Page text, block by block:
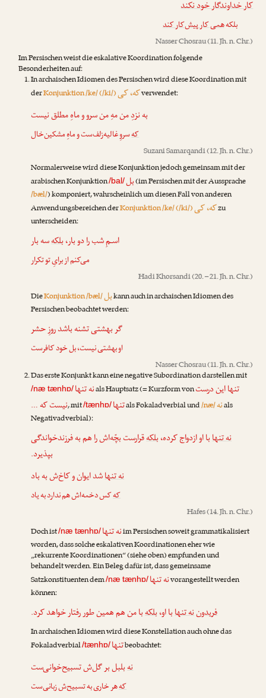
کار خداوندگار خود نکند
بلکههمی کار پیش‌کار کند
Nasser Chosrau(11. Jh. n. Chr.)
Im Persischen weist die eskalative Koordination folgende
Besonderheiten auf:
In archaischen Idiomen des Persischen wird diese Koordination mit
derKonjunktion /ke/ (/ki/)که، کیverwendet:
به نزدِ من مهِ من سرو و ماهِ مطلق نیست
کهسروِ غالیه‌زلف‌ست و ماهِ مشکین‌خال
Suzani Samarqandi(12. Jh. n. Chr.)
Normalerweise wird diese Konjunktion jedoch gemeinsam mit der
arabischen Konjunktion/bal/بل(im Persischen mit der Aussprache
/bæl/) komponiert, wahrscheinlich um diesen Fall von anderen
Anwendungsbereichen derKonjunktion /ke/ (/ki/)که، کیzu
unterscheiden:
اسـمِ شب را دو بار،بلکهسه بار
می‌کنم از برایِ تو تکرار
Hadi Khorsandi(20. – 21. Jh. n. Chr.)
DieKonjunktion /bæl/بلkann auch in archaischen Idiomen des
Persischen beobachtet werden:
گر بهشتی تشنه باشد روزِ حشر
او بهشتی نیست،بلخود کافرست
Nasser Chosrau(11. Jh. n. Chr.)
Das erste Konjunkt kann eine negative Subordination darstellen mit
/næ tænhɒ/نه تنهاals Hauptsatz (= Kurzform vonتنها این درست
نیست که …, mit/tænhɒ/تنهاals Fokaladverbial und/næ/نهals
Negativadverbial):
نه تنهابا او ازدواج کرده،بلکهقرارست بچّه‌اش را هم به فرزندخواندگی
بپذیرد.
نه تنهاشد ایوان و کاخ‌ش به باد
کهکس دخمه‌اش هم ندارد به یاد
Hafes(14. Jh. n. Chr.)
Doch ist/næ tænhɒ/نه تنهاim Persischen soweit grammatikalisiert
worden, dass solche eskalativen Koordinationen eher wie
„rekurrente Koordinationen“ (siehe oben) empfunden und
behandelt werden. Ein Beleg dafür ist, dass gemeinsame
Satzkonstituenten dem/næ tænhɒ/نه تنهاvorangestellt werden
können:
فریدوننه تنهابا او،بلکهبا من هم همین طور رفتار خواهد کرد.
In archaischen Idiomen wird diese Konstellation auch ohne das
Fokaladverbial/tænhɒ/تنهاbeobachtet:
نهبلبل بر گل‌ش تسبیح‌خوانی‌ست
کههر خاری به تسبیح‌ش زبانی‌ست